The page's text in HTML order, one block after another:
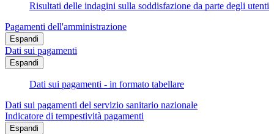
Risultati delle indagini sulla soddisfazione da parte degli utenti
Pagamenti dell'amministrazione
Espandi
Dati sui pagamenti
Espandi
Dati sui pagamenti - in formato tabellare
Dati sui pagamenti del servizio sanitario nazionale
Indicatore di tempestività pagamenti
Espandi